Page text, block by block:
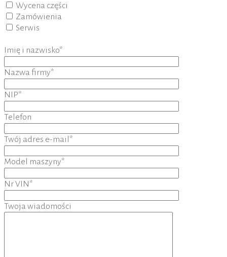
Wycena części
Zamówienia
Serwis
Imię i nazwisko*
Nazwa firmy*
NIP*
Telefon
Twój adres e-mail*
Model maszyny*
Nr VIN*
Twoja wiadomości